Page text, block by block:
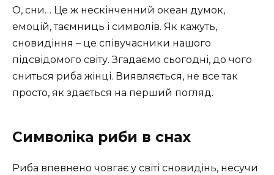
О, сни… Це ж нескінченний океан думок,
емоцій, таємниць і символів. Як кажуть,
сновидіння – це співучасники нашого
підсвідомого світу. Згадаємо сьогодні, до чого
сниться риба жінці. Виявляється, не все так
просто, як здається на перший погляд.
Символіка риби в снах
Риба впевнено човгає у світі сновидінь, несучи